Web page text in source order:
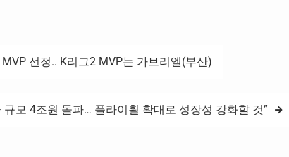
MVP 선정.. K리그2 MVP는 가브리엘(부산)
모 4조원 돌파… 플라이휠 확대로 성장성 강화할 것”